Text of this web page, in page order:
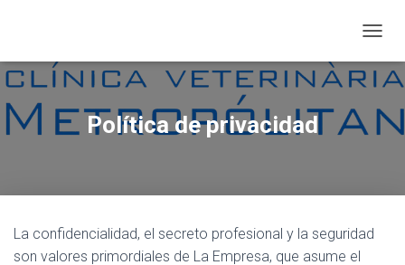
Política de privacidad
La confidencialidad, el secreto profesional y la seguridad
son valores primordiales de La Empresa, que asume el